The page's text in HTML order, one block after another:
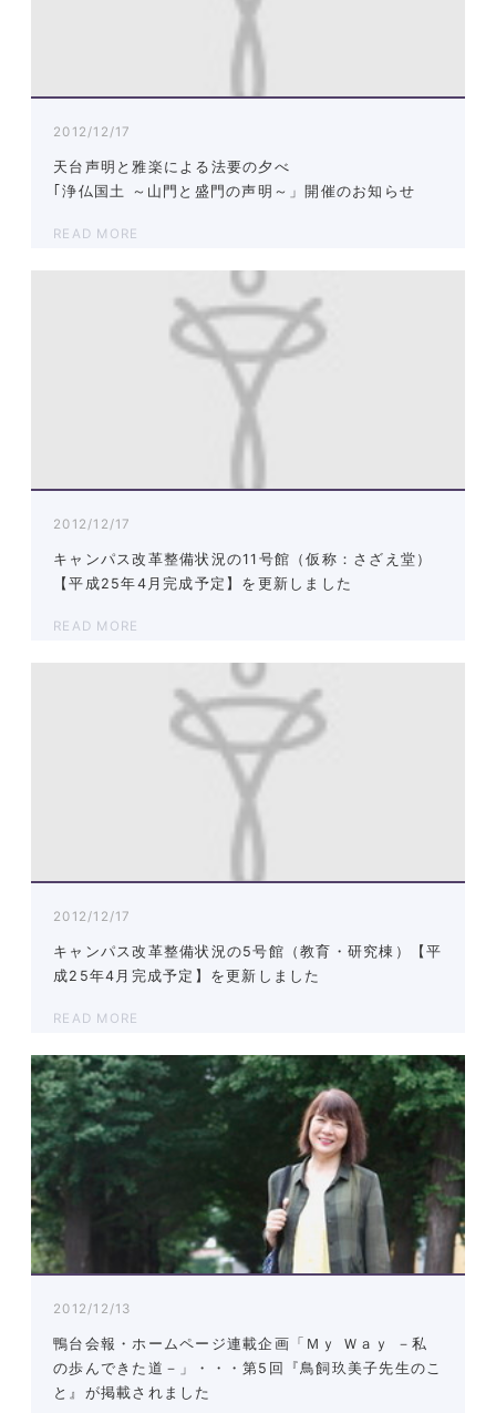
2012/12/17
天台声明と雅楽による法要の夕べ
｢浄仏国土 ～山門と盛門の声明～」開催のお知らせ
READ MORE
2012/12/17
キャンパス改革整備状況の11号館（仮称：さざえ堂）
【平成25年4月完成予定】を更新しました
READ MORE
2012/12/17
キャンパス改革整備状況の5号館（教育・研究棟）【平
成25年4月完成予定】を更新しました
READ MORE
2012/12/13
鴨台会報・ホームページ連載企画「Ｍｙ Ｗａｙ －私
の歩んできた道－」・・・第5回『鳥飼玖美子先生のこ
と』が掲載されました